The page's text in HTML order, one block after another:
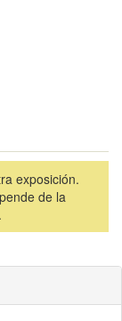
exposición.
de la